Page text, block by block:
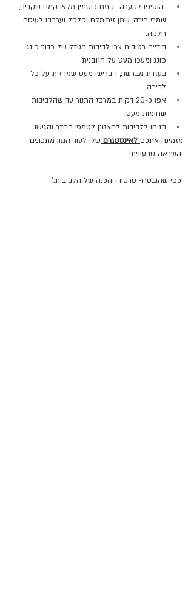
הוסיפו לקערה- קמח כוסמין מלא, קמח שקדים,
שמרי בירה, שמן זית,מלח ופלפל וערבבו לעיסה
חלקה.
בידיים רטובות צרו לביבות בגודל של כדור פינג-
פונג ומעכו מעט על התבנית.
בעזרת מברשת, הברישו מעט שמן זית על כל
לביבה.
אפו כ-20 דקות במרכז התנור עד שהלביבות
שחומות מעט.
הניחו ללביבות להצטנן לטמפ' החדר והגישו.
מזמינה אתכם לאינסטגרם שלי לעוד המון מתכונים
והשראה טבעונית!
וכפי שהובטח- סרטון ההכנה של הלביבות:)